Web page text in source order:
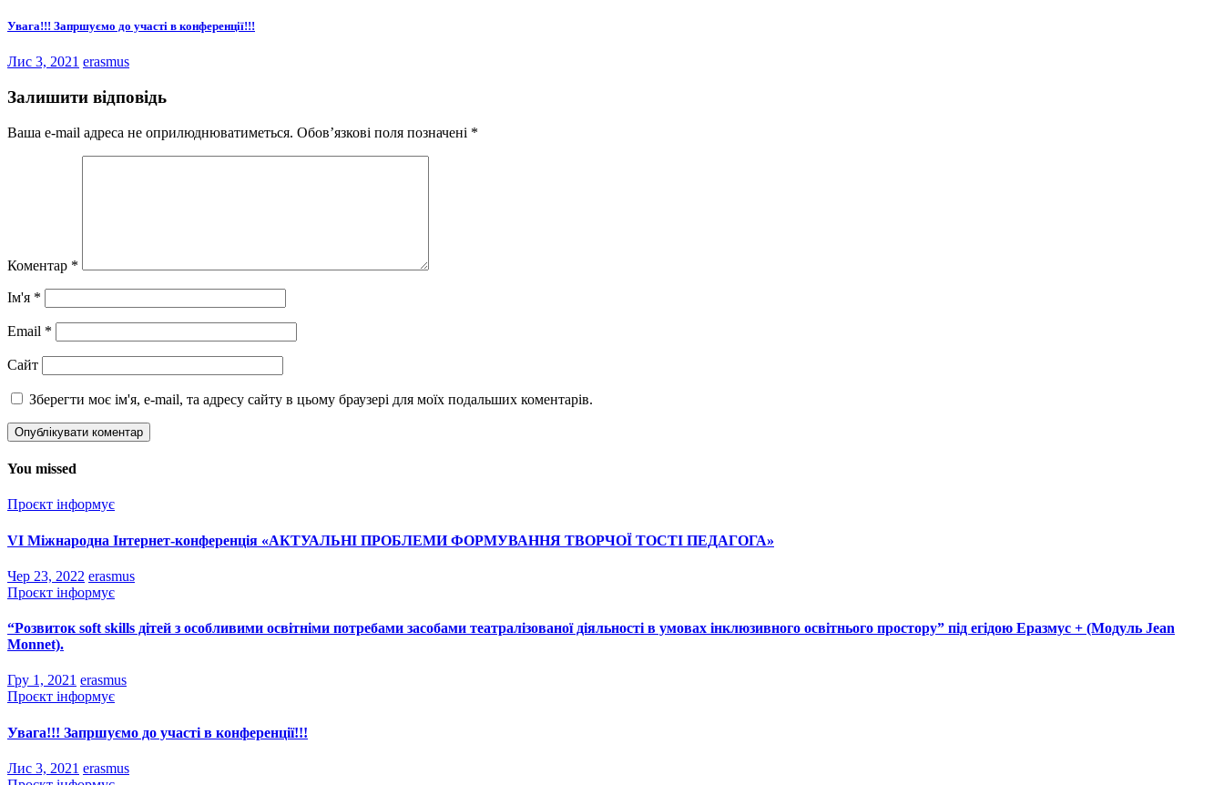
Увага!!! Запршуємо до участі в конференції!!!
Лис 3, 2021 erasmus
Залишити відповідь
Ваша e-mail адреса не оприлюднюватиметься. Обов’язкові поля позначені *
Коментар *
Ім'я *
Email *
Сайт
Зберегти моє ім'я, e-mail, та адресу сайту в цьому браузері для моїх подальших коментарів.
You missed
Проєкт інформує
VІ Міжнародна Інтернет-конференція «АКТУАЛЬНІ ПРОБЛЕМИ ФОРМУВАННЯ ТВОРЧОЇ ТОСТІ ПЕДАГОГА»
Чер 23, 2022 erasmus
Проєкт інформує
“Розвиток soft skills дітей з особливими освітніми потребами засобами театралізованої діяльності в умовах інклюзивного освітнього простору” під егідою Еразмус + (Модуль Jean
Monnet).
Гру 1, 2021 erasmus
Проєкт інформує
Увага!!! Запршуємо до участі в конференції!!!
Лис 3, 2021 erasmus